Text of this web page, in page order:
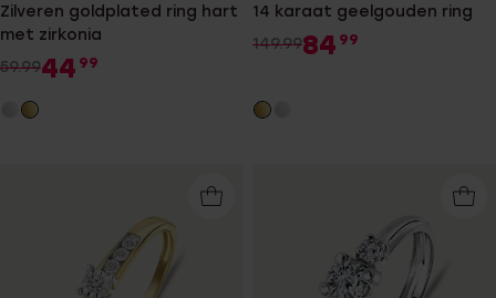
Zilveren goldplated ring hart
met zirkonia
59.9944 99
14 karaat geelgouden ring
149.9984 99